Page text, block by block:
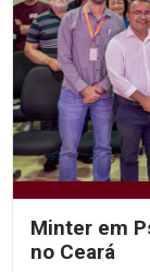
Minter em
no Ceará